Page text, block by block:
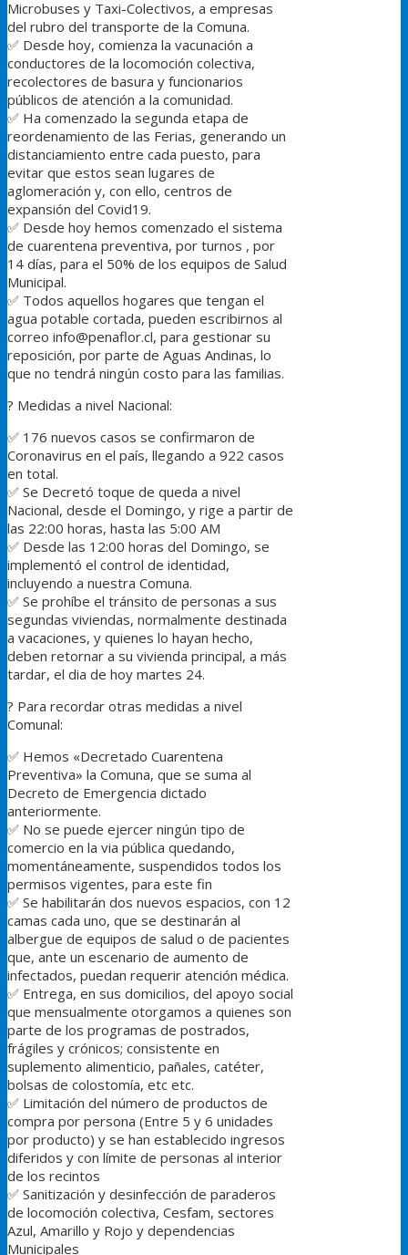
Microbuses y Taxi-Colectivos, a empresas
del rubro del transporte de la Comuna.
✅ Desde hoy, comienza la vacunación a
conductores de la locomoción colectiva,
recolectores de basura y funcionarios
públicos de atención a la comunidad.
✅ Ha comenzado la segunda etapa de
reordenamiento de las Ferias, generando un
distanciamiento entre cada puesto, para
evitar que estos sean lugares de
aglomeración y, con ello, centros de
expansión del Covid19.
✅ Desde hoy hemos comenzado el sistema
de cuarentena preventiva, por turnos , por
14 días, para el 50% de los equipos de Salud
Municipal.
✅ Todos aquellos hogares que tengan el
agua potable cortada, pueden escribirnos al
correo info@penaflor.cl, para gestionar su
reposición, por parte de Aguas Andinas, lo
que no tendrá ningún costo para las familias.
? Medidas a nivel Nacional:
✅ 176 nuevos casos se confirmaron de
Coronavirus en el país, llegando a 922 casos
en total.
✅ Se Decretó toque de queda a nivel
Nacional, desde el Domingo, y rige a partir de
las 22:00 horas, hasta las 5:00 AM
✅ Desde las 12:00 horas del Domingo, se
implementó el control de identidad,
incluyendo a nuestra Comuna.
✅ Se prohíbe el tránsito de personas a sus
segundas viviendas, normalmente destinada
a vacaciones, y quienes lo hayan hecho,
deben retornar a su vivienda principal, a más
tardar, el dia de hoy martes 24.
? Para recordar otras medidas a nivel
Comunal:
✅ Hemos «Decretado Cuarentena
Preventiva» la Comuna, que se suma al
Decreto de Emergencia dictado
anteriormente.
✅ No se puede ejercer ningún tipo de
comercio en la via pública quedando,
momentáneamente, suspendidos todos los
permisos vigentes, para este fin
✅ Se habilitarán dos nuevos espacios, con 12
camas cada uno, que se destinarán al
albergue de equipos de salud o de pacientes
que, ante un escenario de aumento de
infectados, puedan requerir atención médica.
✅ Entrega, en sus domicilios, del apoyo social
que mensualmente otorgamos a quienes son
parte de los programas de postrados,
frágiles y crónicos; consistente en
suplemento alimenticio, pañales, catéter,
bolsas de colostomía, etc etc.
✅ Limitación del número de productos de
compra por persona (Entre 5 y 6 unidades
por producto) y se han establecido ingresos
diferidos y con límite de personas al interior
de los recintos
✅ Sanitización y desinfección de paraderos
de locomoción colectiva, Cesfam, sectores
Azul, Amarillo y Rojo y dependencias
Municipales